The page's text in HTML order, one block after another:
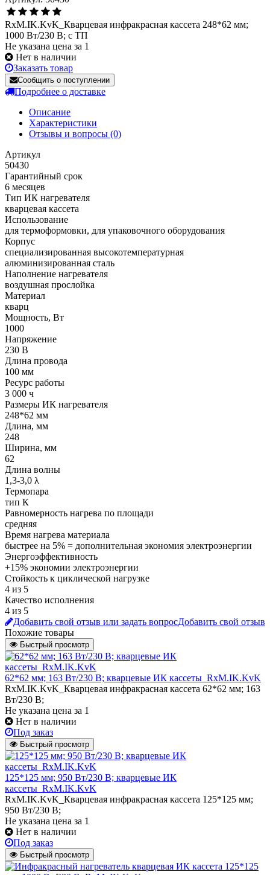
RxM.IK.KvK_Кварцевая инфракрасная кассета 248*62 мм;
1000 Вт/230 В; с ТП
Не указана цена за 1
Нет в наличии
Заказать товар
Сообщить о поступлении
Подробнее о доставке
Описание
Характеристики
Отзывы и вопросы (0)
Артикул
50430
Гарантийный срок
6 месяцев
Тип ИК нагревателя
кварцевая кассета
Использование
для термоформовки, для упаковочного оборудования
Корпус
cпециализированная высокотемпературная
алюминизированная сталь
Наполнение нагревателя
воздушная прослойка
Материал
кварц
Мощность, Вт
1000
Напряжение
230 В
Длина провода
100 мм
Ресурс работы
3 000 ч
Размеры ИК нагревателя
248*62 мм
Длина, мм
248
Ширина, мм
62
Длина волны
1,3-3,0 λ
Термопара
тип К
Равномерность нагрева по площади
средняя
Время нагрева материала
быстрее на 5% = дополнительная экономия электроэнергии
Энергоэффективность
+15% экономии электроэнергии
Стойкость к циклической нагрузке
4 из 5
Качество исполнения
4 из 5
Добавить свой отзыв или задать вопросДобавить свой отзыв
Похожие товары
Быстрый просмотр
62*62 мм; 163 Вт/230 В; кварцевые ИК кассеты_RxM.IK.KvK
RxM.IK.KvK_Кварцевая инфракрасная кассета 62*62 мм; 163
Вт/230 В;
Не указана цена за 1
Нет в наличии
Под заказ
Быстрый просмотр
125*125 мм; 950 Вт/230 В; кварцевые ИК
кассеты_RxM.IK.KvK
RxM.IK.KvK_Кварцевая инфракрасная кассета 125*125 мм;
950 Вт/230 В;
Не указана цена за 1
Нет в наличии
Под заказ
Быстрый просмотр